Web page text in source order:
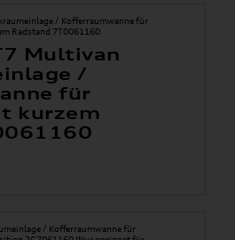
Multivan
/
für
kurzem